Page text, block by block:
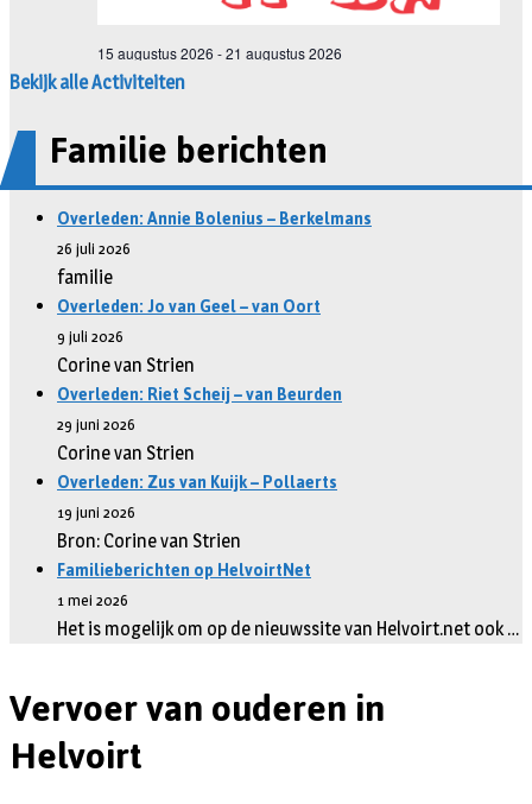
Bekijk alle Activiteiten
Familie berichten
Overleden: Annie Bolenius – Berkelmans
26 juli 2026
familie
Overleden: Jo van Geel – van Oort
9 juli 2026
Corine van Strien
Overleden: Riet Scheij – van Beurden
29 juni 2026
Corine van Strien
Overleden: Zus van Kuijk – Pollaerts
19 juni 2026
Bron: Corine van Strien
Familieberichten op HelvoirtNet
1 mei 2026
Het is mogelijk om op de nieuwssite van Helvoirt.net ook …
Vervoer van ouderen in
Helvoirt